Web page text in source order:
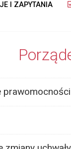
I ZAPYTANIA